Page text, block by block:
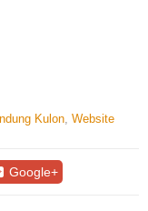
Kulon, Website
Google+